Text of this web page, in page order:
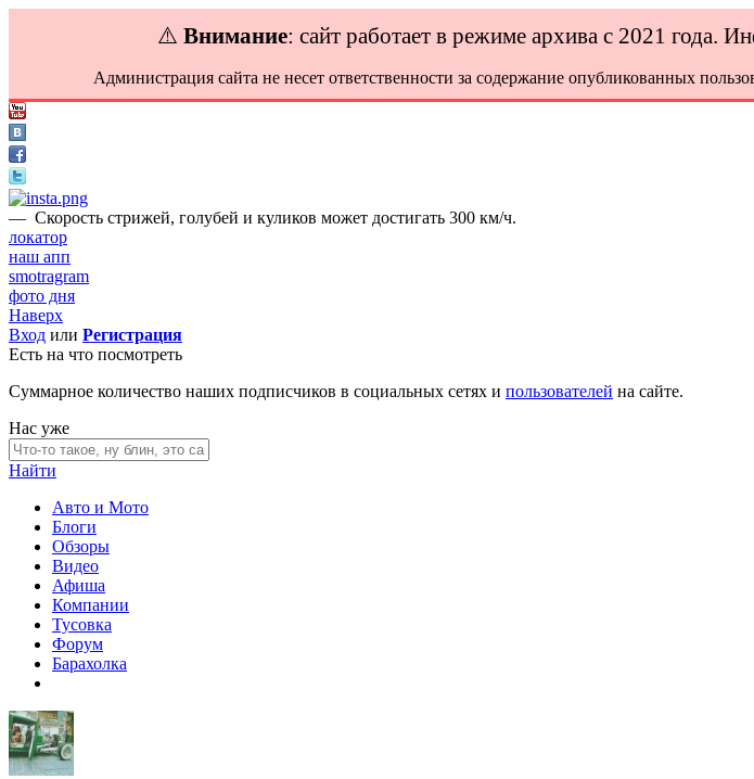
⚠️ Внимание: сайт работает в режиме архива с 2021 года.
Администрация сайта не несет ответственности за содержание опубликованных
— Cкорость стрижей, голубей и куликов может достигать 300 км/ч.
локатор
наш апп
smotragram
фото дня
Наверх
Вход или Регистрация
Есть на что посмотреть
Суммарное количество наших подписчиков в социальных сетях и пользователей на сайте.
Нас уже
Найти
Авто и Мото
Блоги
Обзоры
Видео
Афиша
Компании
Тусовка
Форум
Барахолка